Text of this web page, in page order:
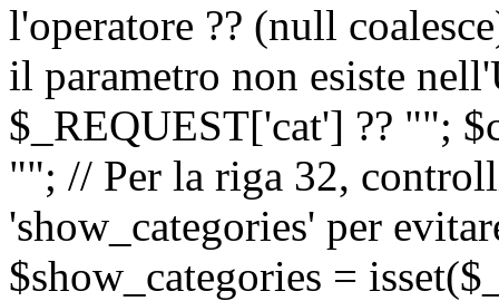
l'operatore ?? (null
il parametro non esiste
$_REQUEST['cat'] ?? "";
""; // Per la riga 32,
'show_categories' per
$show_categories =